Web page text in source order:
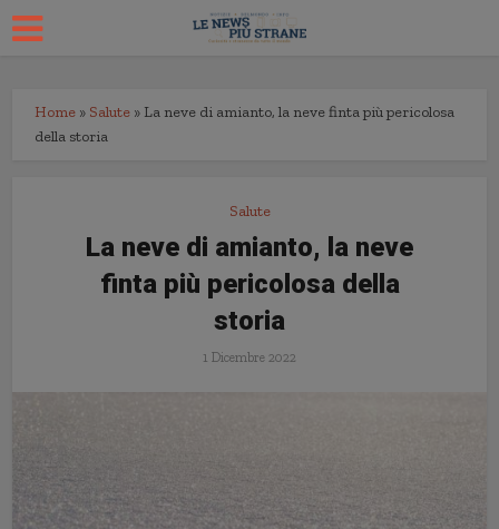
Home » Salute » La neve di amianto, la neve finta più pericolosa
della storia
Salute
La neve di amianto, la neve
finta più pericolosa della
storia
1 Dicembre 2022